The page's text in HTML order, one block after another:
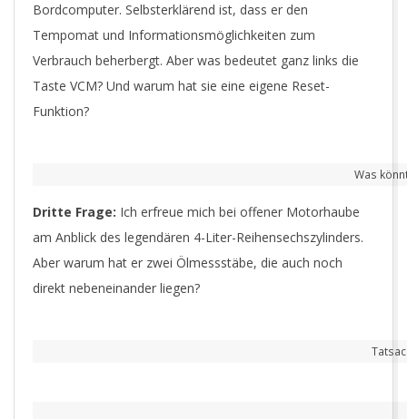
Bordcomputer. Selbsterklärend ist, dass er den
Tempomat und Informationsmöglichkeiten zum
Verbrauch beherbergt. Aber was bedeutet ganz links die
Taste VCM? Und warum hat sie eine eigene Reset-
Funktion?
Was
Dritte Frage: Ich erfreue mich bei offener Motorhaube
am Anblick des legendären 4-Liter-Reihensechszylinders.
Aber warum hat er zwei Ölmessstäbe, die auch noch
direkt nebeneinander liegen?